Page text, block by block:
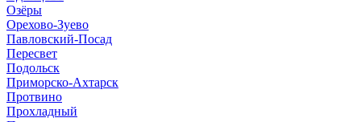
Озёры
Орехово-Зуево
Павловский-Посад
Пересвет
Подольск
Приморско-Ахтарск
Протвино
Прохладный